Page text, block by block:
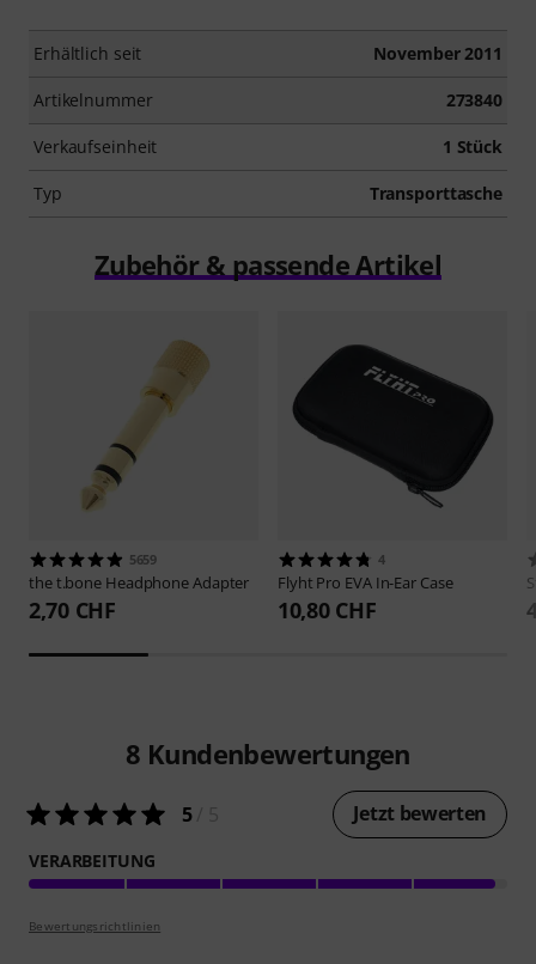
Erhältlich seit November 2011
Artikelnummer 273840
Verkaufseinheit 1 Stück
Typ Transporttasche
Zubehör & passende Artikel
5659
the t.bone Headphone Adapter
2,70 CHF
4
Flyht Pro EVA In-Ear Case
10,80 CHF
8 Kundenbewertungen
5/ 5 Jetzt bewerten
VERARBEITUNG
Bewertungsrichtlinien